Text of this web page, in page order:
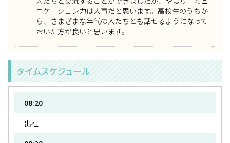
ニケーション力は大事だと思います。高校生のうちか
ら、さまざまな年代の人たちとも話せるようになって
おいた方が良いと思います。
タイムスケジュール
08:20
出社